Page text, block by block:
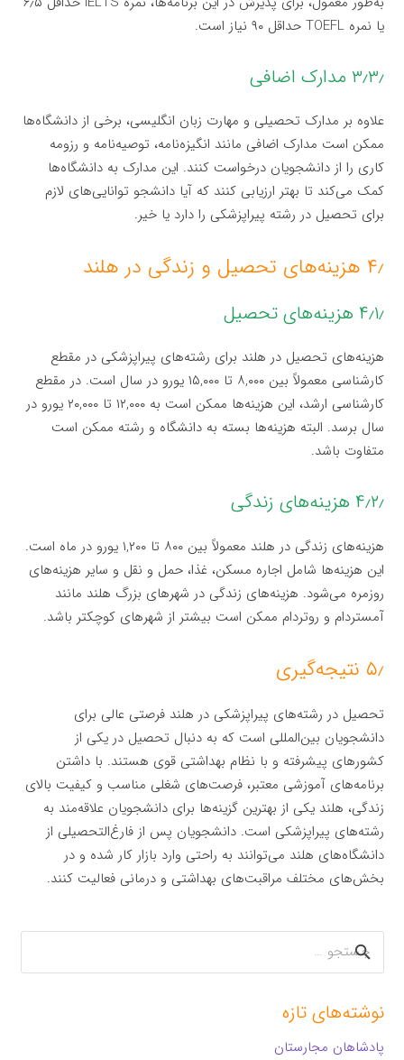
یا نمره TOEFL حداقل ۹۰ نیاز است.
۳٫۳٫ مدارک اضافی
علاوه بر مدارک تحصیلی و مهارت زبان انگلیسی، برخی از دانشگاه‌ها
ممکن است مدارک اضافی مانند انگیزه‌نامه، توصیه‌نامه و رزومه
کاری را از دانشجویان درخواست کنند. این مدارک به دانشگاه‌ها
کمک می‌کند تا بهتر ارزیابی کنند که آیا دانشجو توانایی‌های لازم
برای تحصیل در رشته پیراپزشکی را دارد یا خیر.
۴٫ هزینه‌های تحصیل و زندگی در هلند
۴٫۱٫ هزینه‌های تحصیل
هزینه‌های تحصیل در هلند برای رشته‌های پیراپزشکی در مقطع
کارشناسی معمولاً بین ۸,۰۰۰ تا ۱۵,۰۰۰ یورو در سال است. در مقطع
کارشناسی ارشد، این هزینه‌ها ممکن است به ۱۲,۰۰۰ تا ۲۰,۰۰۰ یورو در
سال برسد. البته هزینه‌ها بسته به دانشگاه و رشته ممکن است
متفاوت باشد.
۴٫۲٫ هزینه‌های زندگی
هزینه‌های زندگی در هلند معمولاً بین ۸۰۰ تا ۱,۲۰۰ یورو در ماه است.
این هزینه‌ها شامل اجاره مسکن، غذا، حمل و نقل و سایر هزینه‌های
روزمره می‌شود. هزینه‌های زندگی در شهرهای بزرگ هلند مانند
آمستردام و روتردام ممکن است بیشتر از شهرهای کوچکتر باشد.
۵٫ نتیجه‌گیری
تحصیل در رشته‌های پیراپزشکی در هلند فرصتی عالی برای
دانشجویان بین‌المللی است که به دنبال تحصیل در یکی از
کشورهای پیشرفته و با نظام بهداشتی قوی هستند. با داشتن
برنامه‌های آموزشی معتبر، فرصت‌های شغلی مناسب و کیفیت بالای
زندگی، هلند یکی از بهترین گزینه‌ها برای دانشجویان علاقه‌مند به
رشته‌های پیراپزشکی است. دانشجویان پس از فارغ‌التحصیلی از
دانشگاه‌های هلند می‌توانند به راحتی وارد بازار کار شده و در
بخش‌های مختلف مراقبت‌های بهداشتی و درمانی فعالیت کنند.
جستجو
برای:
نوشته‌های تازه
پادشاهان مجارستان